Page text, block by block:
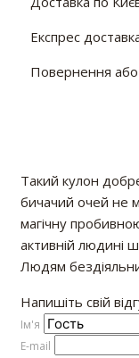
Експрес
Повернення або
Такий кулон
бичачий очей не
магічну
активній людині
Людям
Напишіть свій
Iм'я
E-mail